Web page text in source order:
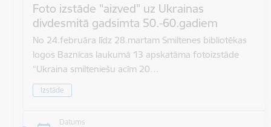
Foto izstāde "aizved" uz Ukrainas
divdesmitā gadsimta 50.-60.gadiem
No 24.februāra līdz 28.martam Smiltenes bibliotēkas
logos Baznīcas laukumā 13 apskatāma fotoizstāde
“Ukraina smilteniešu acīm 20…
Izstāde
Datums